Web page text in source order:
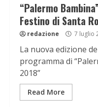
“Palermo
Festino di Santa
redazione 7 luglio
La nuova edizione
programma di
2018”
Read More